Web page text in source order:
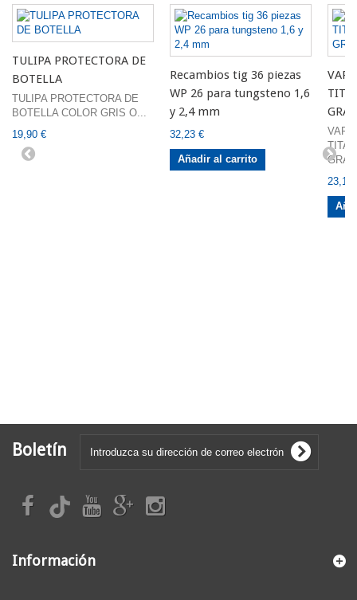
TULIPA PROTECTORA DE
BOTELLA
TULIPA PROTECTORA DE
BOTELLA COLOR GRIS O...
19,90 €
Recambios tig 36 piezas
WP 26 para tungsteno 1,6
y 2,4 mm
32,23 €
Añadir al carrito
23,14
Boletín
Información